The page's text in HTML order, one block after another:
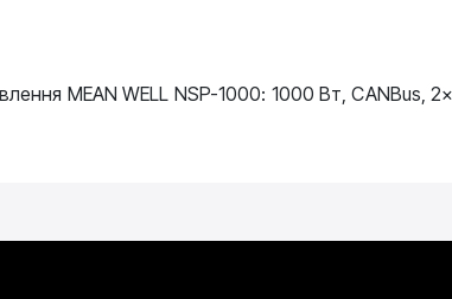
MEAN WELL NSP-1000: 1000 Вт, CANBus,